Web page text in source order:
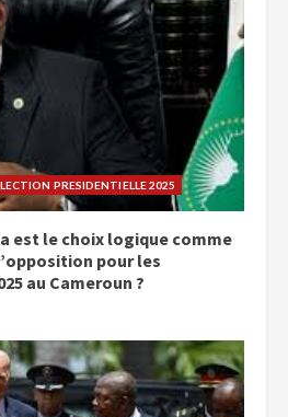
PRESIDENTIELLE 2025
est le choix logique comme
pour les
au Cameroun ?